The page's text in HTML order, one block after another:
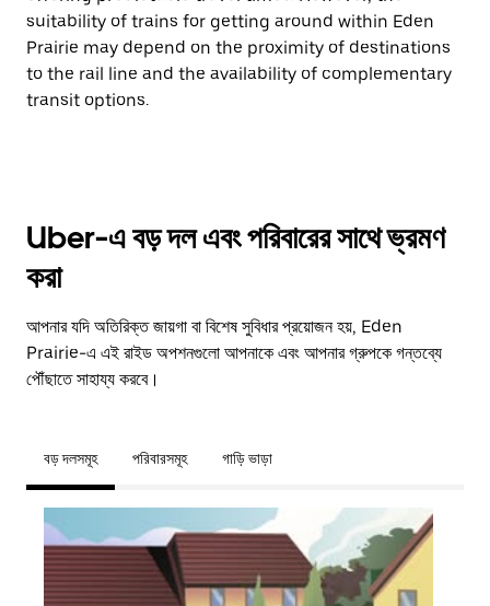
suitability of trains for getting around within Eden
Prairie may depend on the proximity of destinations
to the rail line and the availability of complementary
transit options.
Uber-এ বড় দল এবং পরিবারের সাথে ভ্রমণ
করা
আপনার যদি অতিরিক্ত জায়গা বা বিশেষ সুবিধার প্রয়োজন হয়, Eden
Prairie-এ এই রাইড অপশনগুলো আপনাকে এবং আপনার গ্রুপকে গন্তব্যে
পৌঁছাতে সাহায্য করবে।
বড় দলসমূহ পরিবারসমূহ গাড়ি ভাড়া